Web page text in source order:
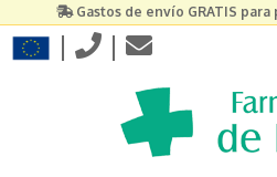
Gastos de envío GRATIS
| |